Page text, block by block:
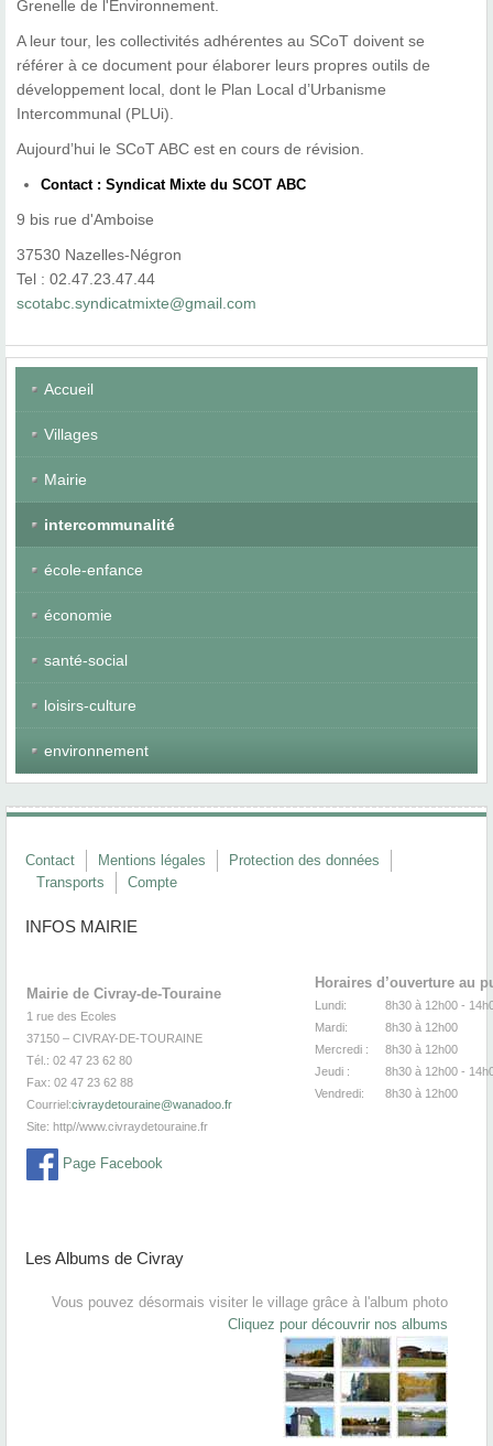
Grenelle de l'Environnement.
A leur tour, les collectivités adhérentes au SCoT doivent se
référer à ce document pour élaborer leurs propres outils de
développement local, dont le Plan Local d’Urbanisme
Intercommunal (PLUi).
Aujourd’hui le SCoT ABC est en cours de révision.
Contact : Syndicat Mixte du SCOT ABC
9 bis rue d'Amboise
37530 Nazelles-Négron
Tel : 02.47.23.47.44
scotabc.syndicatmixte@gmail.com
Accueil
Villages
Mairie
intercommunalité
école-enfance
économie
santé-social
loisirs-culture
environnement
Contact Mentions légales
Protection des données
Transports
Compte
INFOS MAIRIE
Mairie de Civray-de-Touraine
1 rue des Ecoles
37150 – CIVRAY-DE-TOURAINE
Tél.: 02 47 23 62 80
Fax: 02 47 23 62 88
Courriel:civraydetouraine@wanadoo.fr
Site: http//www.civraydetouraine.fr
Page Facebook
Horaires d’ouverture au
Lundi:
8h30 à 12h00 -
Mardi:
8h30 à
Mercredi :
8h30 à
Jeudi :
8h30 à 12h00 -
Vendredi:
8h30 à
Les Albums de Civray
Vous pouvez désormais visiter le village grâce à l'album photo
Cliquez pour découvrir nos albums